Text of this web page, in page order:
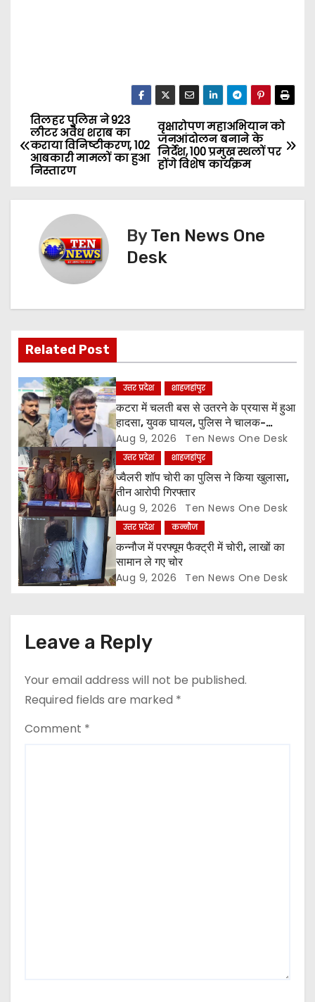
P
o
v
i
g
a
t
i
o
n
वृक्षारोपण महाअभियान को
जनआंदोलन बनाने के
निर्देश, 100 प्रमुख स्थलों पर
होंगे विशेष कार्यक्रम
तिलहर पुलिस ने 923
लीटर अवैध शराब का
कराया विनिष्टीकरण, 102
आबकारी मामलों का हुआ
निस्तारण
ByTen News One
Desk
Related Post
उत्तर प्रदेश शाहजहांपुर
कटरा में चलती बस से उतरने के प्रयास में हुआ
हादसा, युवक घायल, पुलिस ने चालक-
परिचालक को पूंछताछ के लिए हिरासत में लिया
Aug 9, 2026 Ten News One Desk
उत्तर प्रदेश शाहजहांपुर
ज्वैलरी शॉप चोरी का पुलिस ने किया खुलासा,
तीन आरोपी गिरफ्तार
Aug 9, 2026 Ten News One Desk
उत्तर प्रदेश कन्नौज
कन्नौज में परफ्यूम फैक्ट्री में चोरी, लाखों का
सामान ले गए चोर
Aug 9, 2026 Ten News One Desk
Leave a Reply
Your email address will not be published.
Required fields are marked *
Comment *